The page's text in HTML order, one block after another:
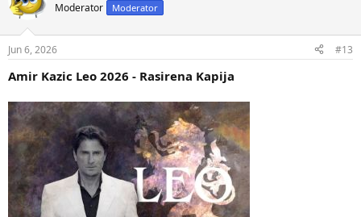
Moderator Moderator
Jun 6, 2026 #13
Amir Kazic Leo 2026 - Rasirena Kapija